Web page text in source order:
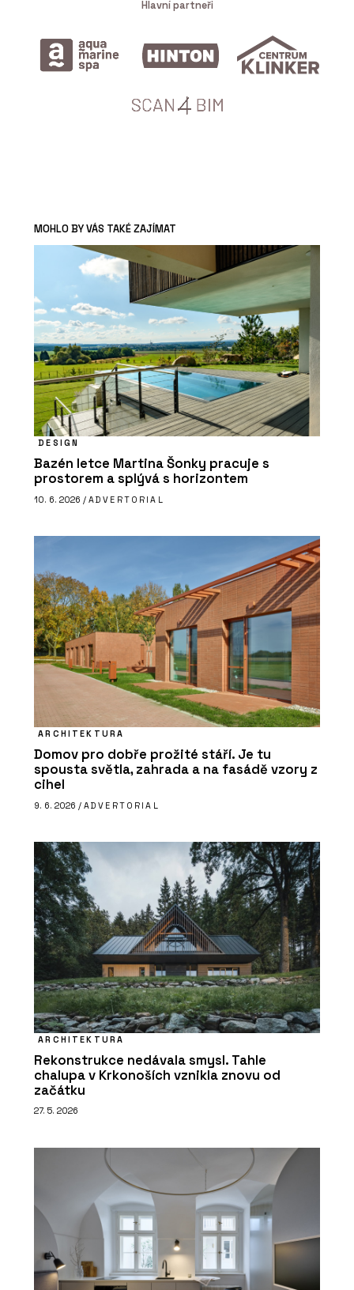
Hlavní partneři
MOHLO BY VÁS TAKÉ ZAJÍMAT
DESIGN
Bazén letce Martina Šonky pracuje s
prostorem a splývá s horizontem
10. 6. 2026 / ADVERTORIAL
ARCHITEKTURA
Domov pro dobře prožité stáří. Je tu
spousta světla, zahrada a na fasádě vzory z
cihel
9. 6. 2026 / ADVERTORIAL
ARCHITEKTURA
Rekonstrukce nedávala smysl. Tahle
chalupa v Krkonoších vznikla znovu od
začátku
27. 5. 2026